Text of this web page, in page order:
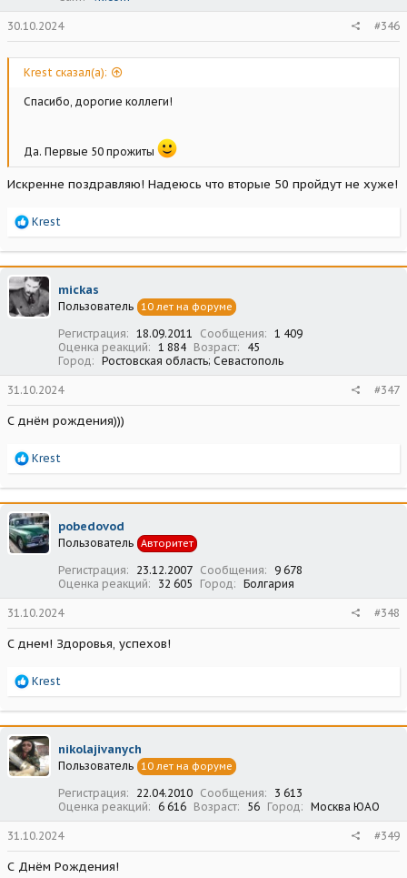
30.10.2024 #346
Krest сказал(а):
Спасибо, дорогие коллеги!
Да. Первые 50 прожиты
Искренне поздравляю! Надеюсь что вторые 50 пройдут не хуже!
Р
а
к
ц
и
и
Krest
mickas
Пользователь 10 лет на форуме
Регистрация 18.09.2011 Сообщения
1 409
Оценка реакций
1 884 Возраст
45
Город
Ростовская область; Севастополь
31.10.2024 #347
С днём рождения)))
Р
а
к
ц
и
и
Krest
pobedovod
Пользователь Авторитет
Регистрация 23.12.2007 Сообщения
9 678
Оценка реакций
32 605 Город Болгария
31.10.2024 #348
С днем! Здоровья, успехов!
Р
а
к
ц
и
и
Krest
nikolajivanych
Пользователь 10 лет на форуме
Регистрация 22.04.2010 Сообщения
3 613
Оценка реакций
6 616 Возраст 56 Город Москва ЮАО
31.10.2024 #349
С Днём Рождения!